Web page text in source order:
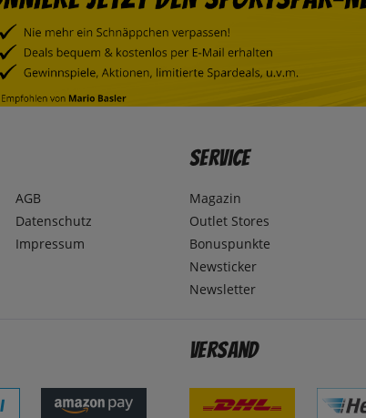
AGB
Datenschutz
Impressum
Service
Magazin
Outlet Stores
Bonuspunkte
Newsticker
Newsletter
Versand